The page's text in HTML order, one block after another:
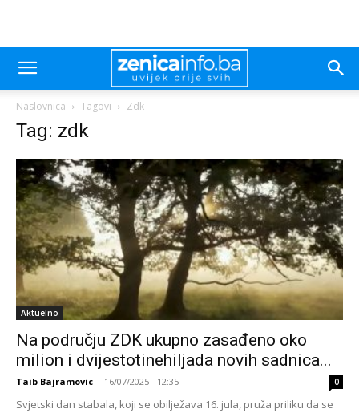
Naslovnica Tagovi Zdk
Tag: zdk
Aktuelno
Na području ZDK ukupno zasađeno oko
milion i dvijestotinehiljada novih sadnica...
Taib Bajramovic - 16/07/2025 - 12:35 0
Svjetski dan stabala, koji se obilježava 16. jula, pruža priliku da se